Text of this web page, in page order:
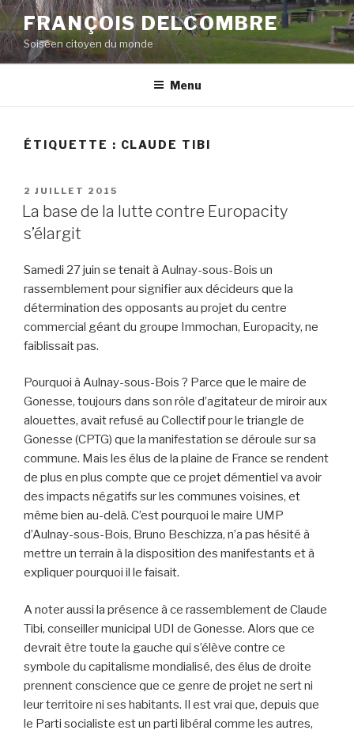
Aller
au
contenu
principal
FRANÇOIS DELCOMBRE
Soiséen citoyen du monde
Menu
ÉTIQUETTE : CLAUDE TIBI
PUBLIÉ
LE
2 JUILLET 2015
La base de la lutte contre Europacity
s’élargit
Samedi 27 juin se tenait à Aulnay-sous-Bois un
rassemblement pour signifier aux décideurs que la
détermination des opposants au projet du centre
commercial géant du groupe Immochan, Europacity, ne
faiblissait pas.
Pourquoi à Aulnay-sous-Bois ? Parce que le maire de
Gonesse, toujours dans son rôle d’agitateur de miroir aux
alouettes, avait refusé au Collectif pour le triangle de
Gonesse (CPTG) que la manifestation se déroule sur sa
commune. Mais les élus de la plaine de France se rendent
de plus en plus compte que ce projet démentiel va avoir
des impacts négatifs sur les communes voisines, et
même bien au-delà. C’est pourquoi le maire UMP
d’Aulnay-sous-Bois, Bruno Beschizza, n’a pas hésité à
mettre un terrain à la disposition des manifestants et à
expliquer pourquoi il le faisait.
A noter aussi la présence à ce rassemblement de Claude
Tibi, conseiller municipal UDI de Gonesse. Alors que ce
devrait être toute la gauche qui s’élève contre ce
symbole du capitalisme mondialisé, des élus de droite
prennent conscience que ce genre de projet ne sert ni
leur territoire ni ses habitants. Il est vrai que, depuis que
le Parti socialiste est un parti libéral comme les autres,